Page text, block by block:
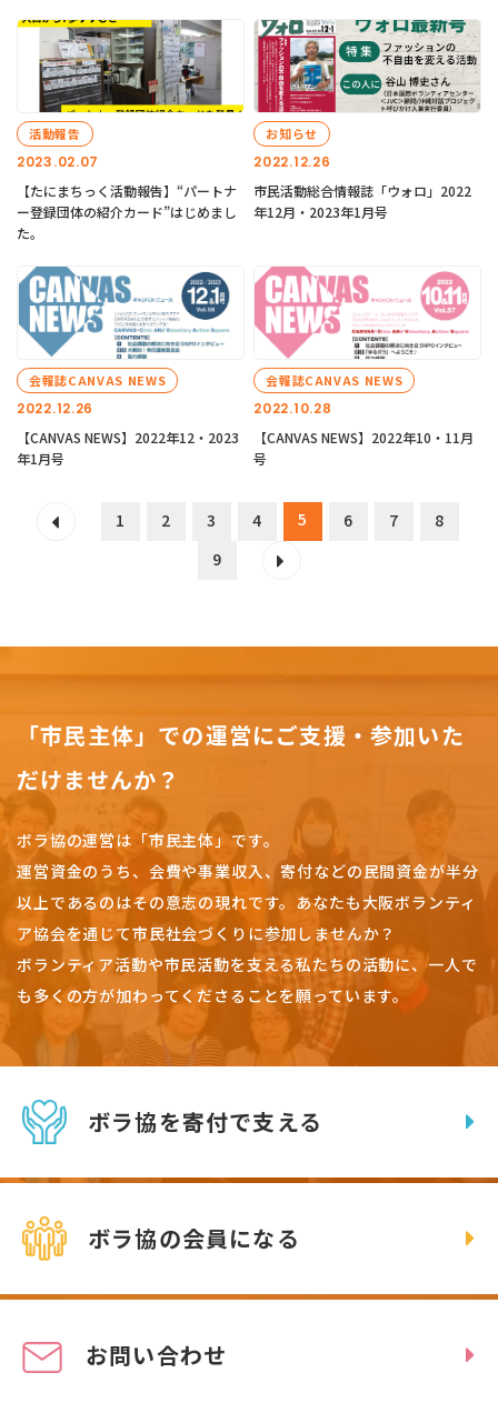
2023.02.07
活動報告
【たにまちっく活動報告】“パートナ
ー登録団体の紹介カード”はじめまし
た。
2022.12.26
お知らせ
市民活動総合情報誌「ウォロ」2022
年12月・2023年1月号
2022.12.26
会報誌CANVAS NEWS
【CANVAS NEWS】2022年12・2023
年1月号
2022.10.28
会報誌CANVAS NEWS
【CANVAS NEWS】2022年10・11月
号
1 2 3 4 5 6 7
8
9
「市民主体」での運営にご支援・参加いた
だけませんか？
ボラ協の運営は「市民主体」です。
運営資金のうち、会費や事業収入、寄付などの民間資金が半分
以上であるのはその意志の現れです。 あなたも大阪ボランティ
ア協会を通じて市民社会づくりに参加しませんか？
ボランティア活動や市民活動を支える私たちの活動に、一人で
も多くの方が加わってくださることを願っています。
ボラ協を寄付で支える
ボラ協の会員になる
お問い合わせ